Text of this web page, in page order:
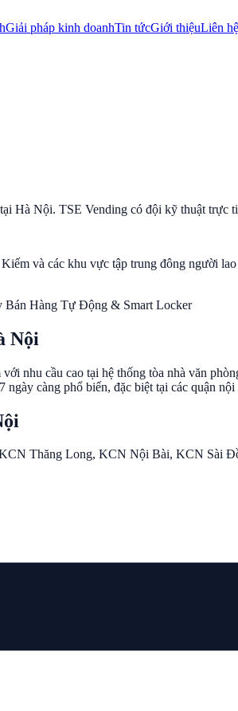
Giải pháp kinh doanhTin tứcGiới thiệuLiên hệ
Hà Nội. TSE Vending có đội kỹ thuật trực
và các khu vực tập trung đông người
Bán Hàng Tự Động & Smart Locker
Nội
nhu cầu cao tại hệ thống tòa nhà văn
càng phổ biến, đặc biệt tại các quận
Thăng Long, KCN Nội Bài, KCN Sài